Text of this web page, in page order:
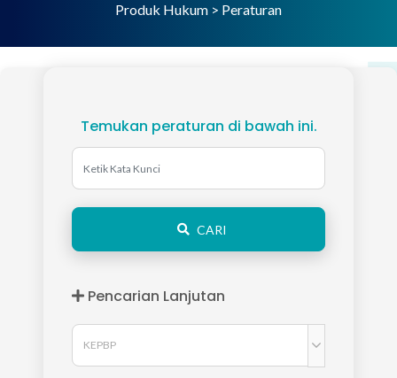
Produk Hukum > Peraturan
Temukan peraturan di bawah ini.
CARI
Pencarian Lanjutan